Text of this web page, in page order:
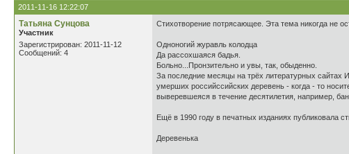
2011-11-16 12:22:07
Татьяна Сунцова
Участник
Зарегистрирован: 2011-11-12
Сообщений: 4
Стихотворение потрясающее. Эта тема никогда не
Одноногий журавль колодца
Да рассохшаяся бадья.
Больно...Пронзительно и увы, так, обыденно.
За последние месяцы на трёх литературных сайтах
умерших российссийских деревень - когда - то
выверевшеяся в течение десятилетия, например,
Ещё в 1990 году в печатных изданиях публиковала
Деревенька